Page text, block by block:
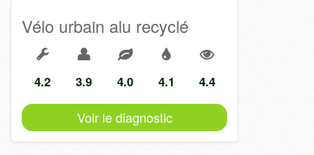
Vélo urbain alu recyclé
4.2 3.9 4.0 4.1 4.4
Voir le diagnostic